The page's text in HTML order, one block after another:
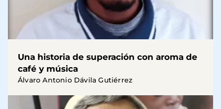
Una historia de superación con aroma de
café y música
Álvaro Antonio Dávila Gutiérrez